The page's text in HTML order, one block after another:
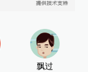
飘过